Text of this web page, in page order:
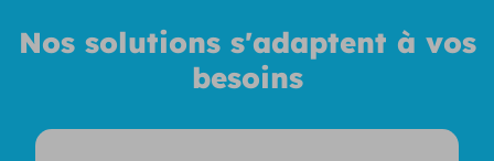
Nos solutions s'adaptent à vos
besoins